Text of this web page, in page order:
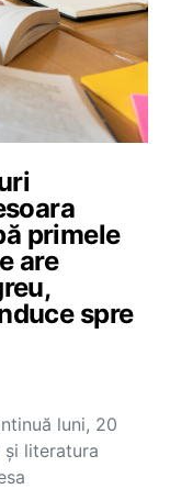
primele
are
spre
luni, 20
și literatura